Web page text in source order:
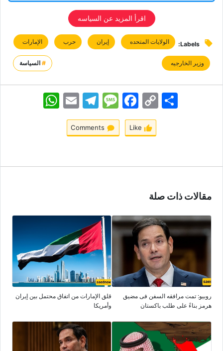
اقرأ المزید عن السیاسه
Labels: الولایات المتحده إیران حرب الإمارات
وزیر الخارجیه #السياسة
WhatsApp EmailTelegramMessageFacebook Copy
Link
اشتراک
Like
Comments
مقالات ذات صلة
روبیو: تمت مرافقه السفن فی مضیق
هرمز بناءً على طلب باکستان
قلق الإمارات من اتفاق محتمل بین إیران
وأمریکا